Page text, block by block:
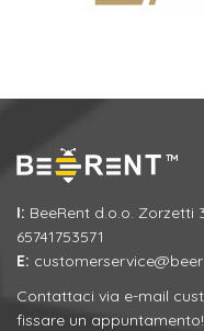
I: BeeRent d.o.o. Zorzetti
65741753571
E:
Contattaci via e-mail
fissare un appuntamento!